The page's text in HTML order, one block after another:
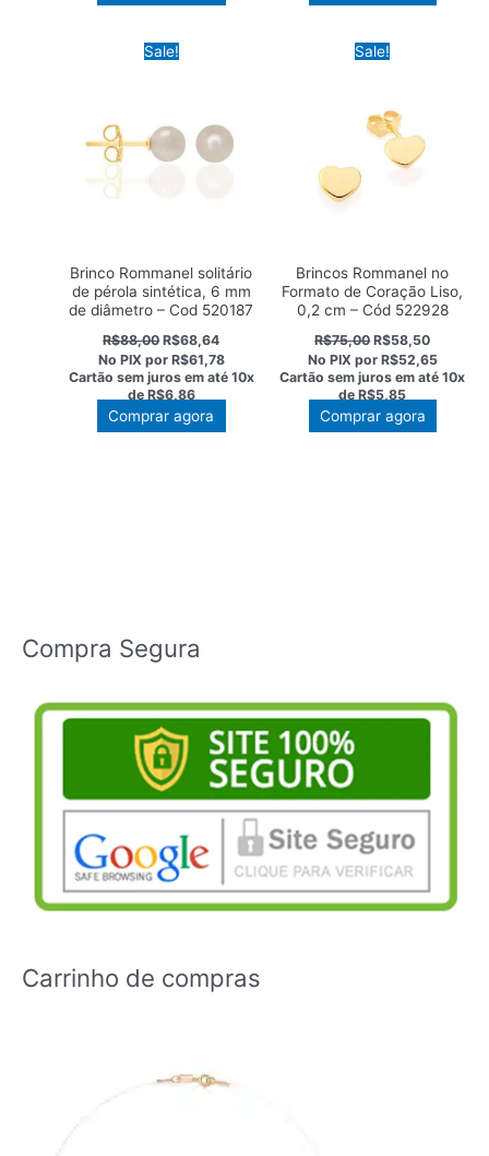
Sale!
Brinco Rommanel solitário
de pérola sintética, 6 mm
de diâmetro – Cod 520187
R$88,00O
preço
original
era:
R$88,00.
R$68,64
preço
atual
é:
R$68,64.
No PIX por R$61,78
Cartão sem juros em até 10x
deR$6,86
Comprar agora
Sale!
Brincos Rommanel no
Formato de Coração Liso,
0,2 cm – Cód 522928
R$75,00O
preço
original
era:
R$75,00.
R$58,50O
preço
atual
é:
No PIX por R$52,65
Cartão sem juros em até10x
de R$5,85
Comprar agora
Compra Segura
Carrinho de compras